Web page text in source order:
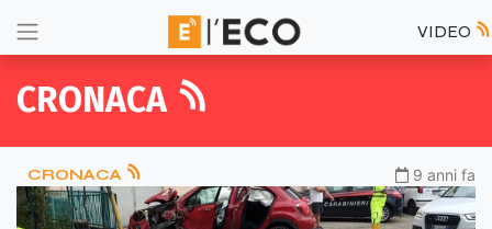
VIDEO
CRONACA
CRONACA 9 anni fa